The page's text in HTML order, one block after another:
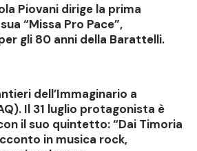
Piovani dirige la prima
“Missa Pro Pace”,
gli 80 anni della Barattelli.
dell’Immaginario a
Il 31 luglio protagonista è
il suo quintetto: “Dai Timoria
in musica rock,